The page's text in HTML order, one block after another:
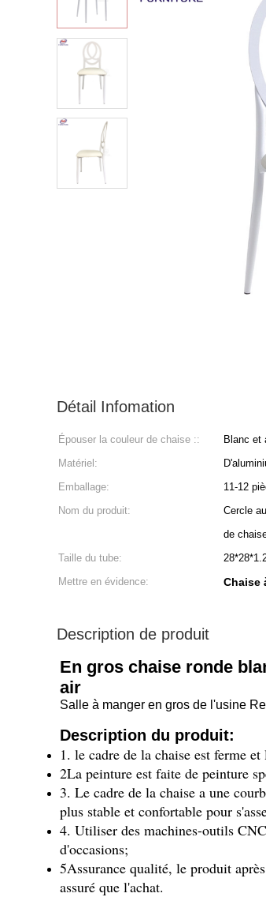
Détail Infomation
Épouser la couleur de chaise :: Blanc et
Matériel:
Emballage:
11-12
Nom du produit:
Cercle
de
Taille du tube:
Mettre en évidence:
Chaise
Description de produit
En gros chaise ronde
air
Salle à manger en gros de l'usine
Description du produit:
1. le cadre de la chaise est ferme
2La peinture est faite de peinture
3. Le cadre de la chaise a une
plus stable et confortable pour
4. Utiliser des machines-outils
d'occasions;
5Assurance qualité, le produit
assuré que l'achat.